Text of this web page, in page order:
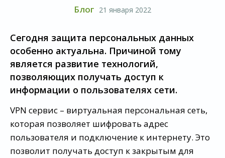
Блог 21 января 2022
Сегодня защита персональных данных
особенно актуальна. Причиной тому
является развитие технологий,
позволяющих получать доступ к
информации о пользователях сети.
VPN сервис – виртуальная персональная сеть,
которая позволяет шифровать адрес
пользователя и подключение к интернету. Это
позволит получать доступ к закрытым для